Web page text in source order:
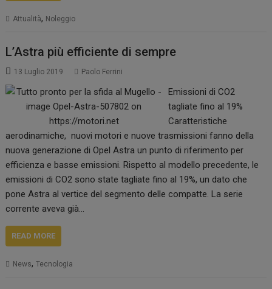
Attualità, Noleggio
L’Astra più efficiente di sempre
13 Luglio 2019 Paolo Ferrini
Emissioni di CO2
tagliate fino al 19%
Caratteristiche
aerodinamiche, nuovi motori e nuove trasmissioni fanno della
nuova generazione di Opel Astra un punto di riferimento per
efficienza e basse emissioni. Rispetto al modello precedente, le
emissioni di CO2 sono state tagliate fino al 19%, un dato che
pone Astra al vertice del segmento delle compatte. La serie
corrente aveva già…
READ MORE
News,Tecnologia